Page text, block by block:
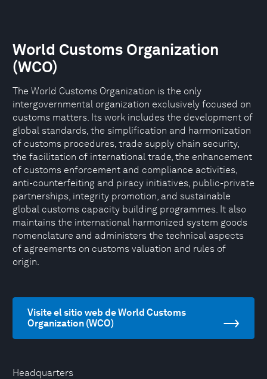
Headquarters
World Customs Organization
(WCO)
The World Customs Organization is the only
intergovernmental organization exclusively focused on
customs matters. Its work includes the development of
global standards, the simplification and harmonization
of customs procedures, trade supply chain security,
the facilitation of international trade, the enhancement
of customs enforcement and compliance activities,
anti-counterfeiting and piracy initiatives, public-private
partnerships, integrity promotion, and sustainable
global customs capacity building programmes. It also
maintains the international harmonized system goods
nomenclature and administers the technical aspects
of agreements on customs valuation and rules of
origin.
Visite el sitio web de World Customs
Organization (WCO)